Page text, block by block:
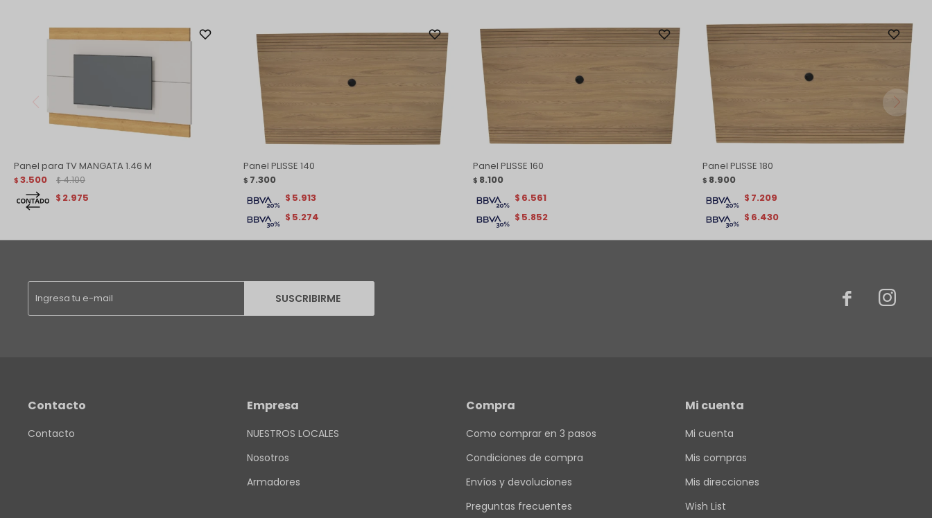
Panel para TV MANGATA 1.46 M
$ 3.500 $ 4.100
$ 2.975
Panel PLISSE 140
$ 7.300
$ 5.274
$ 5.913
Panel PLISSE 160
$ 8.100
$ 5.852
$ 6.561
Panel PLISSE 180
$ 8.900
$ 6.430
$ 7.209
SUSCRIBIRME  
Contacto
Contacto
Empresa
NUESTROS LOCALES
Nosotros
Armadores
Compra
Como comprar en 3 pasos
Condiciones de compra
Envíos y devoluciones
Preguntas frecuentes
Mi cuenta
Mi cuenta
Mis compras
Mis direcciones
Wish List